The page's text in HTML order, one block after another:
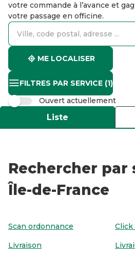
votre commande à l’avance et
votre passage en officine.
accessibility.searchform.label.searchform
ME LOCALISER
FILTRES PAR SERVICE (1)
Ouvert actuellement
Liste
Rechercher par
Île-de-France
Scan ordonnance Click
Livraison